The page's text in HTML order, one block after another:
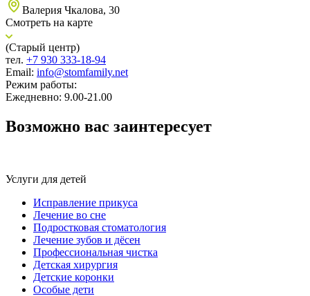
Валерия Чкалова, 30
Смотреть на карте
(Старый центр)
тел. +7 930 333-18-94
Email: info@stomfamily.net
Режим работы:
Ежедневно: 9.00-21.00
Возможно вас заинтересует
Услуги для детей
Исправление прикуса
Лечение во сне
Подростковая стоматология
Лечение зубов и дёсен
Профессиональная чистка
Детская хирургия
Детские коронки
Особые дети